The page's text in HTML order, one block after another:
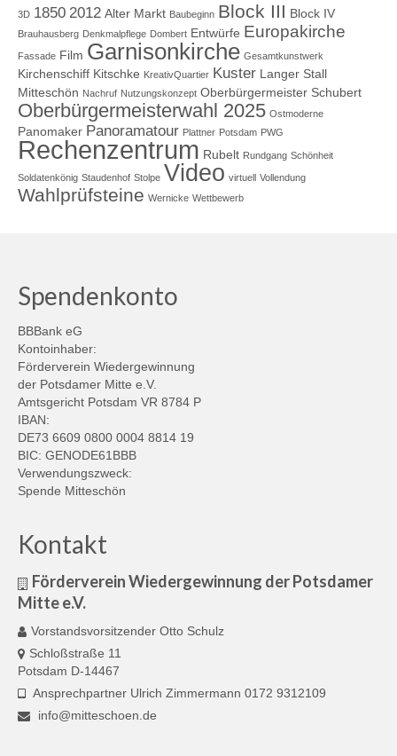
3D 1850 2012 Alter Markt Baubeginn Block III Block IV
Brauhausberg Denkmalpflege Dombert Entwürfe Europakirche
Fassade Film Garnisonkirche Gesamtkunstwerk
Kirchenschiff Kitschke KreativQuartier Kuster Langer Stall
Mitteschön Nachruf Nutzungskonzept Oberbürgermeister Schubert
Oberbürgermeisterwahl 2025 Ostmoderne
Panomaker Panoramatour Plattner Potsdam PWG
Rechenzentrum Rubelt Rundgang Schönheit
Soldatenkönig Staudenhof Stolpe Video virtuell Vollendung
Wahlprüfsteine Wernicke Wettbewerb
Spendenkonto
BBBank eG
Kontoinhaber:
Förderverein Wiedergewinnung
der Potsdamer Mitte e.V.
Amtsgericht Potsdam VR 8784 P
IBAN:
DE73 6609 0800 0004 8814 19
BIC: GENODE61BBB
Verwendungszweck:
Spende Mitteschön
Kontakt
Förderverein Wiedergewinnung der Potsdamer
Mitte e.V.
Vorstandsvorsitzender Otto Schulz
Schloßstraße 11
Potsdam D-14467
Ansprechpartner Ulrich Zimmermann 0172 9312109
info@mitteschoen.de